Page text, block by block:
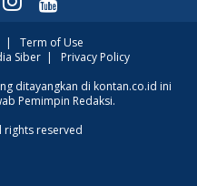
| Term of Use
Siber| Privacy Policy
ditayangkan di kontan.co.id ini
Pemimpin Redaksi.
rights reserved